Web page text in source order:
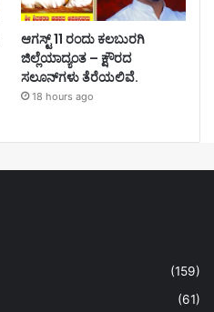
ಆಗಸ್ಟ್ 11 ರಂದು ಕಲಬುರಗಿ
ಜಿಲ್ಲೆಯಾದ್ಯಂತ – ಕ್ಷೌರದ
ಸಲೂನ್‌ಗಳು ತೆರೆಯಲಿವೆ.
18 hours ago
(159)
(61)